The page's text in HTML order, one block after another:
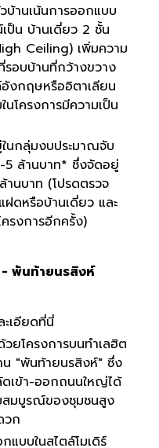
านเน้นการออกแบบ
ป็น บ้านเดี่ยว 2 ชั้น
Ceiling) เพิ่มความ
อบบ้านที่กว้างขวาง
งกฤษหรืออิตาเลียน
โครงการมีความเป็น
ในกลุ่มงบประมาณจับ
5 ล้านบาท* ซึ่งจัดอยู่
านบาท (โปรดตรวจ
ฝดหรือบ้านเดี่ยว และ
รงการอีกครั้ง)
- พันท้ายนรสิงห์
เอียดที่นี่
ยโครงการบนทำเลฮิต
น "พันท้ายนรสิงห์" ซึ่ง
เข้า-ออกถนนใหญ่ได้
สมบูรณ์ของชุมชนสูง
วก
แบบในสไตล์โมเดิร์